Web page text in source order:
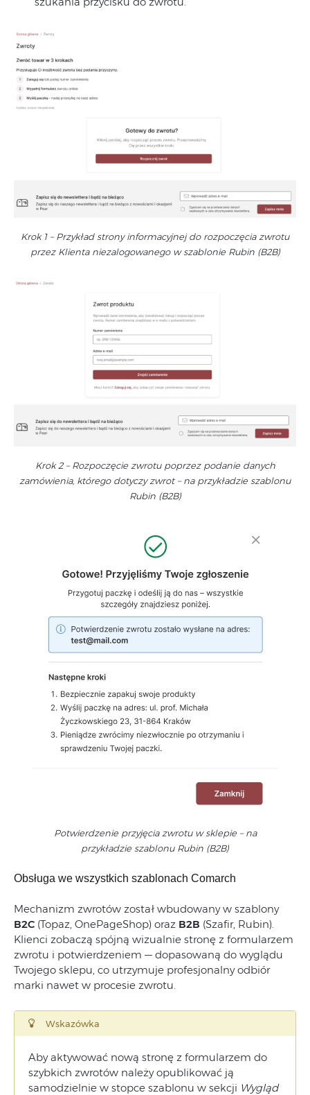
Krok 1 – Przykład strony informacyjnej do rozpoczęcia zwrotu
przez Klienta niezalogowanego w szablonie Rubin (B2B)
Krok 2 – Rozpoczęcie zwrotu poprzez podanie danych
zamówienia, którego dotyczy zwrot – na przykładzie szablonu
Rubin (B2B)
Potwierdzenie przyjęcia zwrotu w sklepie – na
przykładzie szablonu Rubin (B2B)
Obsługa we wszystkich szablonach Comarch
Mechanizm zwrotów został wbudowany w szablony
B2C (Topaz, OnePageShop) oraz B2B (Szafir, Rubin).
Klienci zobaczą spójną wizualnie stronę z formularzem
zwrotu i potwierdzeniem — dopasowaną do wyglądu
Twojego sklepu, co utrzymuje profesjonalny odbiór
marki nawet w procesie zwrotu.
Wskazówka
Aby aktywować nową stronę z formularzem do
szybkich zwrotów należy opublikować ją
samodzielnie w stopce szablonu w sekcji Wygląd